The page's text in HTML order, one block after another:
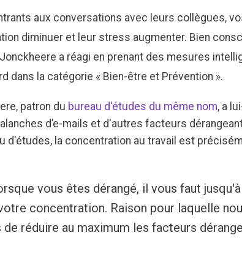
aux conversations avec leurs collègues,
diminuer et leur stress augmenter. Bien
a réagi en prenant des mesures
dans la catégorie « Bien-être et Prévention ».
patron du bureau d'études du même nom, a
d’e-mails et d'autres facteurs
d'études, la concentration au travail est
vous êtes dérangé, il vous faut
concentration. Raison pour laquelle
réduire au maximum les facteurs